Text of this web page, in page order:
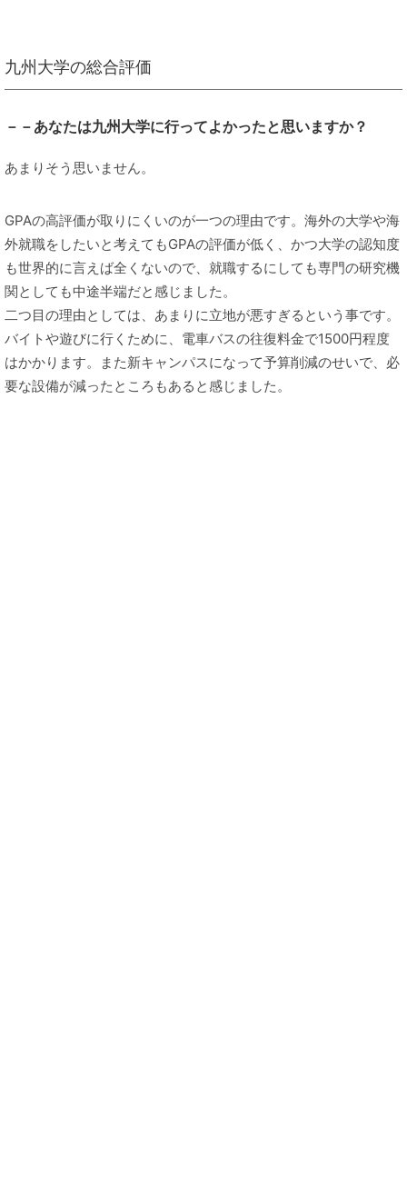
九州大学の総合評価
－－あなたは九州大学に行ってよかったと思いますか？
あまりそう思いません。
GPAの高評価が取りにくいのが一つの理由です。海外の大学や海
外就職をしたいと考えてもGPAの評価が低く、かつ大学の認知度
も世界的に言えば全くないので、就職するにしても専門の研究機
関としても中途半端だと感じました。
二つ目の理由としては、あまりに立地が悪すぎるという事です。
バイトや遊びに行くために、電車バスの往復料金で1500円程度
はかかります。また新キャンパスになって予算削減のせいで、必
要な設備が減ったところもあると感じました。